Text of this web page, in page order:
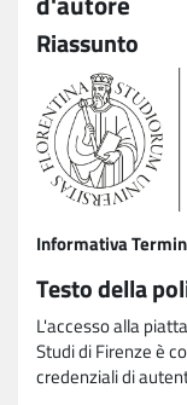
Riassunto
Informativa
Testo della
L'accesso alla
Studi di Firenze è
credenziali di